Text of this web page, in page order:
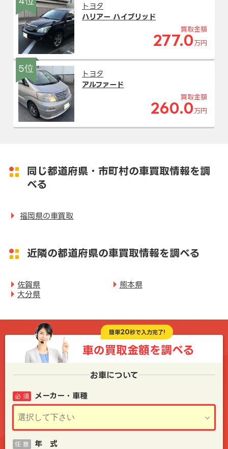
トヨタ
ハリアー ハイブリッド
買取金額
277.0 万円
5位
トヨタ
アルファード
買取金額
260.0 万円
同じ都道府県・市町村の車買取情報を調
べる
福岡県の車買取
近隣の都道府県の車買取情報を調べる
佐賀県
熊本県
大分県
簡単20秒で入力完了!
車の買取金額を調べる
お車について
メーカー・車種
必 須
年 式
任 意